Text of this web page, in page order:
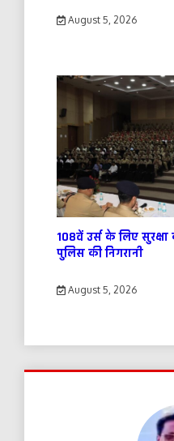
August 5, 2026
108वें उर्स के लिए
पुलिस की निगरानी
August 5, 2026